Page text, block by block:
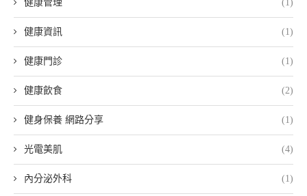
健康管理 (1)
健康資訊 (1)
健康門診 (1)
健康飲食 (2)
健身保養 網路分享 (1)
光電美肌 (4)
內分泌外科 (1)